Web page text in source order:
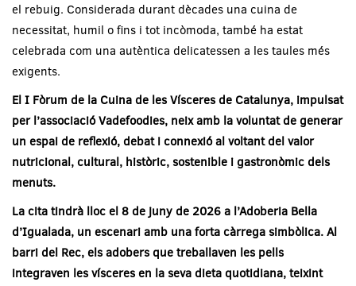
el rebuig. Considerada durant dècades una cuina de
necessitat, humil o fins i tot incòmoda, també ha estat
celebrada com una autèntica delicatessen a les taules més
exigents.
El I Fòrum de la Cuina de les Vísceres de Catalunya, impulsat
per l’associació Vadefoodies, neix amb la voluntat de generar
un espai de reflexió, debat i connexió al voltant del valor
nutricional, cultural, històric, sostenible i gastronòmic dels
menuts.
La cita tindrà lloc el 8 de juny de 2026 a l’Adoberia Bella
d’Igualada, un escenari amb una forta càrrega simbòlica. Al
barri del Rec, els adobers que treballaven les pells
integraven les vísceres en la seva dieta quotidiana, teixint